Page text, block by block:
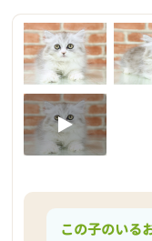
この子のいる